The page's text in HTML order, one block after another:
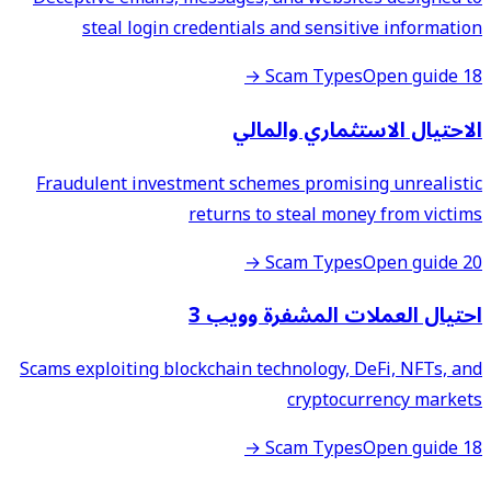
steal login credentials and sensitive information
18 Scam Types
Open guide →
الاحتيال الاستثماري والمالي
Fraudulent investment schemes promising unrealistic
returns to steal money from victims
20 Scam Types
Open guide →
احتيال العملات المشفرة وويب 3
Scams exploiting blockchain technology, DeFi, NFTs, and
cryptocurrency markets
18 Scam Types
Open guide →